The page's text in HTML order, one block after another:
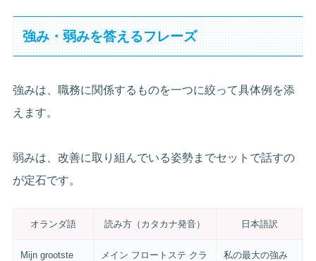
強み・弱みを答えるフレーズ
強みは、職務に関係するものを一つに絞って具体例を添
えます。
弱みは、改善に取り組んでいる姿勢までセットで話すの
が定石です。
オランダ語 読み方（カタカナ発音） 日本語訳
Mijn grootste
メイン フロートステ クラ
私の最大の強み